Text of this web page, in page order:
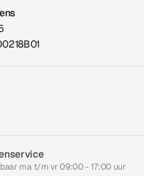
ma t/m vr 09:00 - 17:00 uur